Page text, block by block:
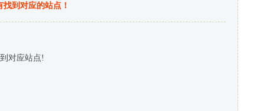
到对应的站点！
对应站点!